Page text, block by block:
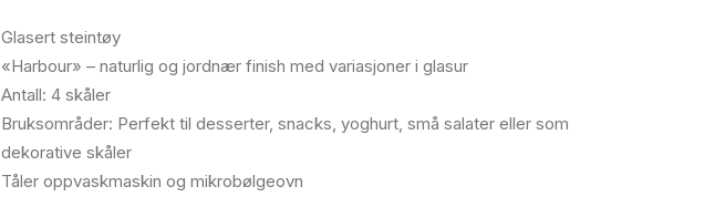
Glasert steintøy
«Harbour» – naturlig og jordnær finish med variasjoner i glasur
Antall: 4 skåler
Bruksområder: Perfekt til desserter, snacks, yoghurt, små salater eller som
dekorative skåler
Tåler oppvaskmaskin og mikrobølgeovn